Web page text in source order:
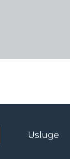
Usluge